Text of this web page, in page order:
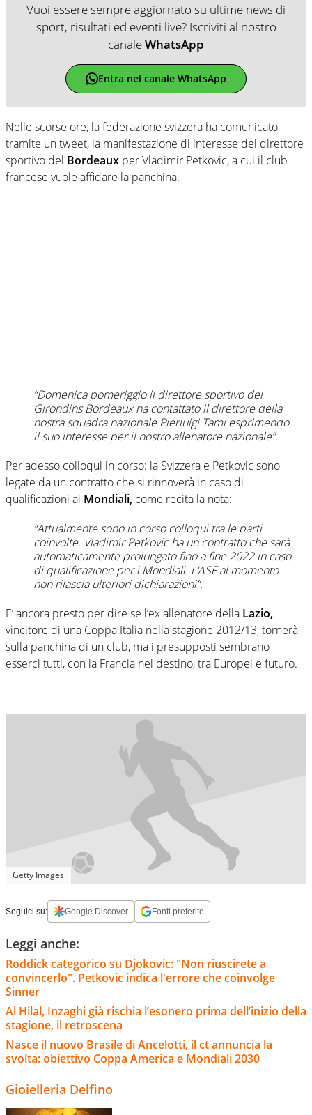
Vuoi essere sempre aggiornato su ultime news di
sport, risultati ed eventi live? Iscriviti al nostro
canaleWhatsApp
Entra nel canale WhatsApp
Nelle scorse ore, la federazione svizzera ha comunicato,
tramite un tweet, la manifestazione di interesse del direttore
sportivo del Bordeaux per Vladimir Petkovic, a cui il club
francese vuole affidare la panchina.
“Domenica pomeriggio il direttore sportivo del
Girondins Bordeaux ha contattato il direttore della
nostra squadra nazionale Pierluigi Tami esprimendo
il suo interesse per il nostro allenatore nazionale”.
Per adesso colloqui in corso: la Svizzera e Petkovic sono
legate da un contratto che si rinnoverà in caso di
qualificazioni ai Mondiali, come recita la nota:
“Attualmente sono in corso colloqui tra le parti
coinvolte. Vladimir Petkovic ha un contratto che sarà
automaticamente prolungato fino a fine 2022 in caso
di qualificazione per i Mondiali. L‘ASF al momento
non rilascia ulteriori dichiarazioni”.
E’ ancora presto per dire se l’ex allenatore della Lazio,
vincitore di una Coppa Italia nella stagione 2012/13, tornerà
sulla panchina di un club, ma i presupposti sembrano
esserci tutti, con la Francia nel destino, tra Europei e futuro.
Getty Images
Seguici su: Google Discover Fonti preferite
Leggi anche:
Roddick categorico su Djokovic: "Non riuscirete a
convincerlo". Petkovic indica l'errore che coinvolge
Sinner
Al Hilal, Inzaghi già rischia l’esonero prima dell’inizio della
stagione, il retroscena
Nasce il nuovo Brasile di Ancelotti, il ct annuncia la
svolta: obiettivo Coppa America e Mondiali 2030
Gioielleria Delfino